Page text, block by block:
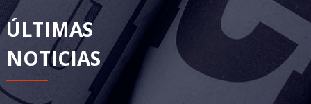
ÚLTIMAS
NOTICIAS